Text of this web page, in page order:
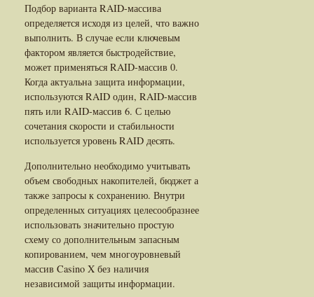
Подбор варианта RAID-массива
определяется исходя из целей, что важно
выполнить. В случае если ключевым
фактором является быстродействие,
может применяться RAID-массив 0.
Когда актуальна защита информации,
используются RAID один, RAID-массив
пять или RAID-массив 6. С целью
сочетания скорости и стабильности
используется уровень RAID десять.
Дополнительно необходимо учитывать
объем свободных накопителей, бюджет а
также запросы к сохранению. Внутри
определенных ситуациях целесообразнее
использовать значительно простую
схему со дополнительным запасным
копированием, чем многоуровневый
массив Casino X без наличия
независимой защиты информации.